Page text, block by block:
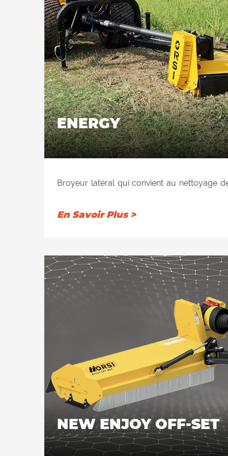
ENERGY
Broyeur latéral qui convient au nettoyage
hydraulique atteignant la position verticale
En Savoir Plus >
NEW ENJOY OFF-SET